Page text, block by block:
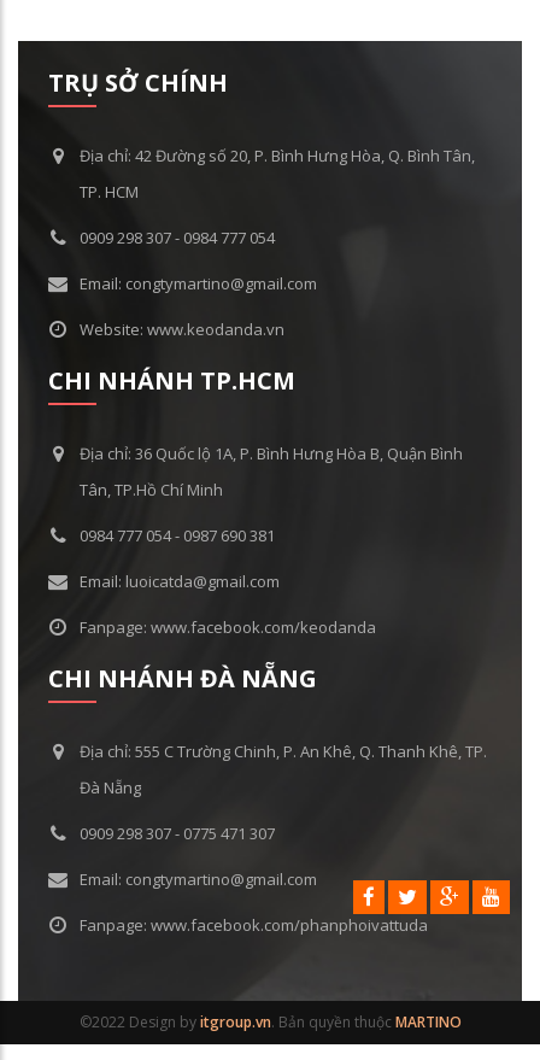
TRỤ SỞ CHÍNH
Địa chỉ: 42 Đường số 20, P. Bình Hưng Hòa, Q. Bình Tân,
TP. HCM
0909 298 307 - 0984 777 054
Email: congtymartino@gmail.com
Website: www.keodanda.vn
CHI NHÁNH TP.HCM
Địa chỉ: 36 Quốc lộ 1A, P. Bình Hưng Hòa B, Quận Bình
Tân, TP.Hồ Chí Minh
0984 777 054 - 0987 690 381
Email: luoicatda@gmail.com
Fanpage: www.facebook.com/keodanda
CHI NHÁNH ĐÀ NẴNG
Địa chỉ: 555 C Trường Chinh, P. An Khê, Q. Thanh Khê, TP.
Đà Nẵng
0909 298 307 - 0775 471 307
Email: congtymartino@gmail.com
Fanpage: www.facebook.com/phanphoivattuda
©2022 Design byitgroup.vn. Bản quyền thuộc MARTINO